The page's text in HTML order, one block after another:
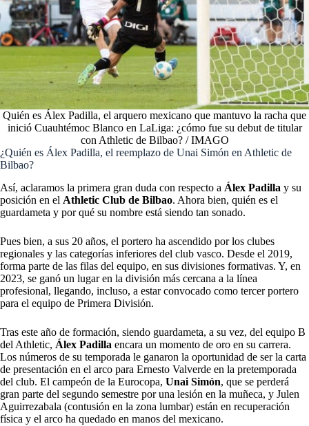
Quién es Álex Padilla, el arquero mexicano que mantuvo la racha que
inició Cuauhtémoc Blanco en LaLiga: ¿cómo fue su debut de titular
con Athletic de Bilbao? / IMAGO
¿Quién es Álex Padilla, el reemplazo de Unai Simón en Athletic de
Bilbao?
Así, aclaramos la primera gran duda con respecto a Álex Padilla y su
posición en el Athletic Club de Bilbao. Ahora bien, quién es el
guardameta y por qué su nombre está siendo tan sonado.
Pues bien, a sus 20 años, el portero ha ascendido por los clubes
regionales y las categorías inferiores del club vasco. Desde el 2019,
forma parte de las filas del equipo, en sus divisiones formativas. Y, en
2023, se ganó un lugar en la división más cercana a la línea
profesional, llegando, incluso, a estar convocado como tercer portero
para el equipo de Primera División.
Tras este año de formación, siendo guardameta, a su vez, del equipo B
del Athletic, Álex Padilla encara un momento de oro en su carrera.
Los números de su temporada le ganaron la oportunidad de ser la carta
de presentación en el arco para Ernesto Valverde en la pretemporada
del club. El campeón de la Eurocopa, Unai Simón, que se perderá
gran parte del segundo semestre por una lesión en la muñeca, y Julen
Aguirrezabala (contusión en la zona lumbar) están en recuperación
física y el arco ha quedado en manos del mexicano.